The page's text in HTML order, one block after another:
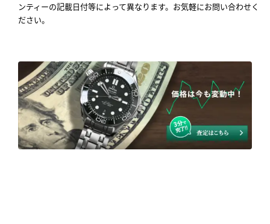
ンティーの記載日付等によって異なります。お気軽にお問い合わせく
ださい。